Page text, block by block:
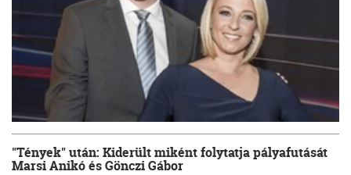
"Tények" után: Kiderült miként folytatja pályafutását
Marsi Anikó és Gönczi Gábor